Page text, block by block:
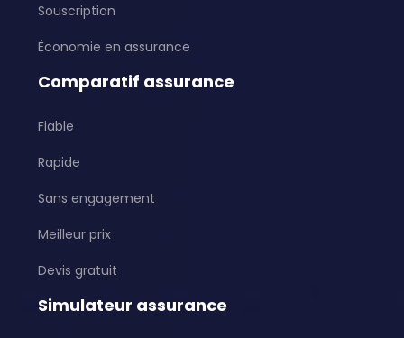
Souscription
Économie en assurance
Comparatif assurance
Fiable
Rapide
Sans engagement
Meilleur prix
Devis gratuit
Simulateur assurance